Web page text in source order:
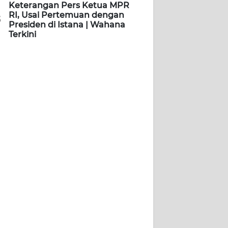
Keterangan Pers Ketua MPR
RI, Usai Pertemuan dengan
Presiden di Istana | Wahana
Terkini